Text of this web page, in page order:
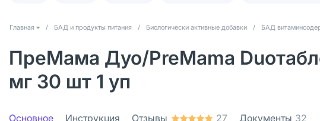
Главная / БАД и продукты питания / Биологически активные добавки / БАД
ПреМама Дуо/PreMama
мг 30 шт 1 уп
Основное Инструкция Отзывы 27 Документы 32